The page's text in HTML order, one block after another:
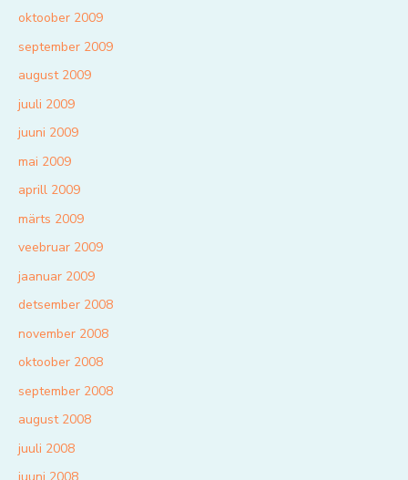
oktoober 2009
september 2009
august 2009
juuli 2009
juuni 2009
mai 2009
aprill 2009
märts 2009
veebruar 2009
jaanuar 2009
detsember 2008
november 2008
oktoober 2008
september 2008
august 2008
juuli 2008